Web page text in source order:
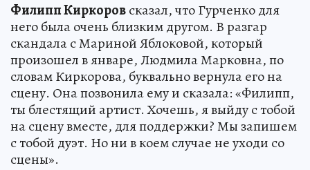
Филипп Киркоровсказал, что Гурченко для
него была очень близким другом. В разгар
скандала с Мариной Яблоковой, который
произошел в январе, Людмила Марковна, по
словам Киркорова, буквально вернула его на
сцену. Она позвонила ему и сказала: «Филипп,
ты блестящий артист. Хочешь, я выйду с тобой
на сцену вместе, для поддержки? Мы запишем
с тобой дуэт. Но ни в коем случае не уходи со
сцены».